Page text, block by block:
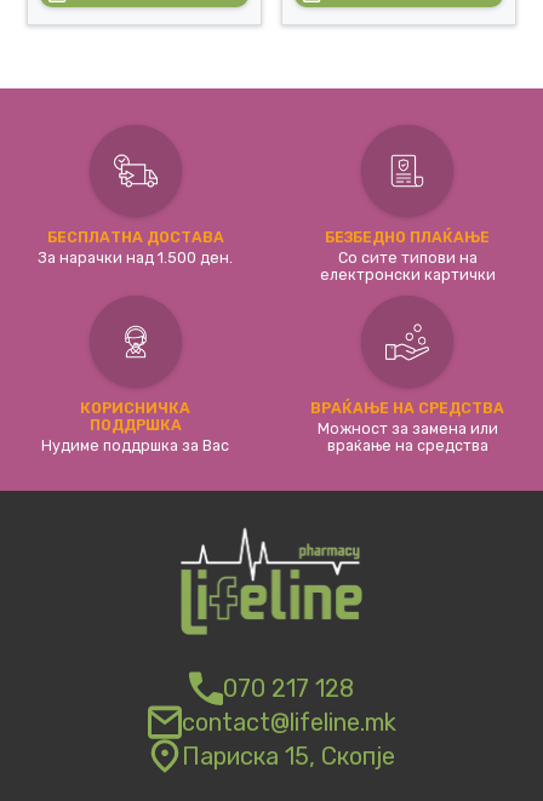
БЕСПЛАТНА ДОСТАВА
За нарачки над 1.500 ден.
БЕЗБЕДНО ПЛАЌАЊЕ
Со сите типови на
електронски картички
КОРИСНИЧКА
ПОДДРШКА
Нудиме поддршка за Вас
ВРАЌАЊЕ НА СРЕДСТВА
Можност за замена или
враќање на средства
070 217 128
contact@lifeline.mk
Париска 15, Скопје